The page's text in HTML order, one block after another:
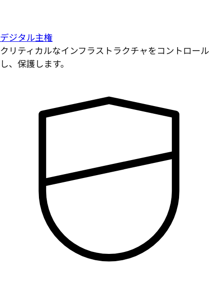
デジタル主権
クリティカルなインフラストラクチャをコントロール
し、保護します。